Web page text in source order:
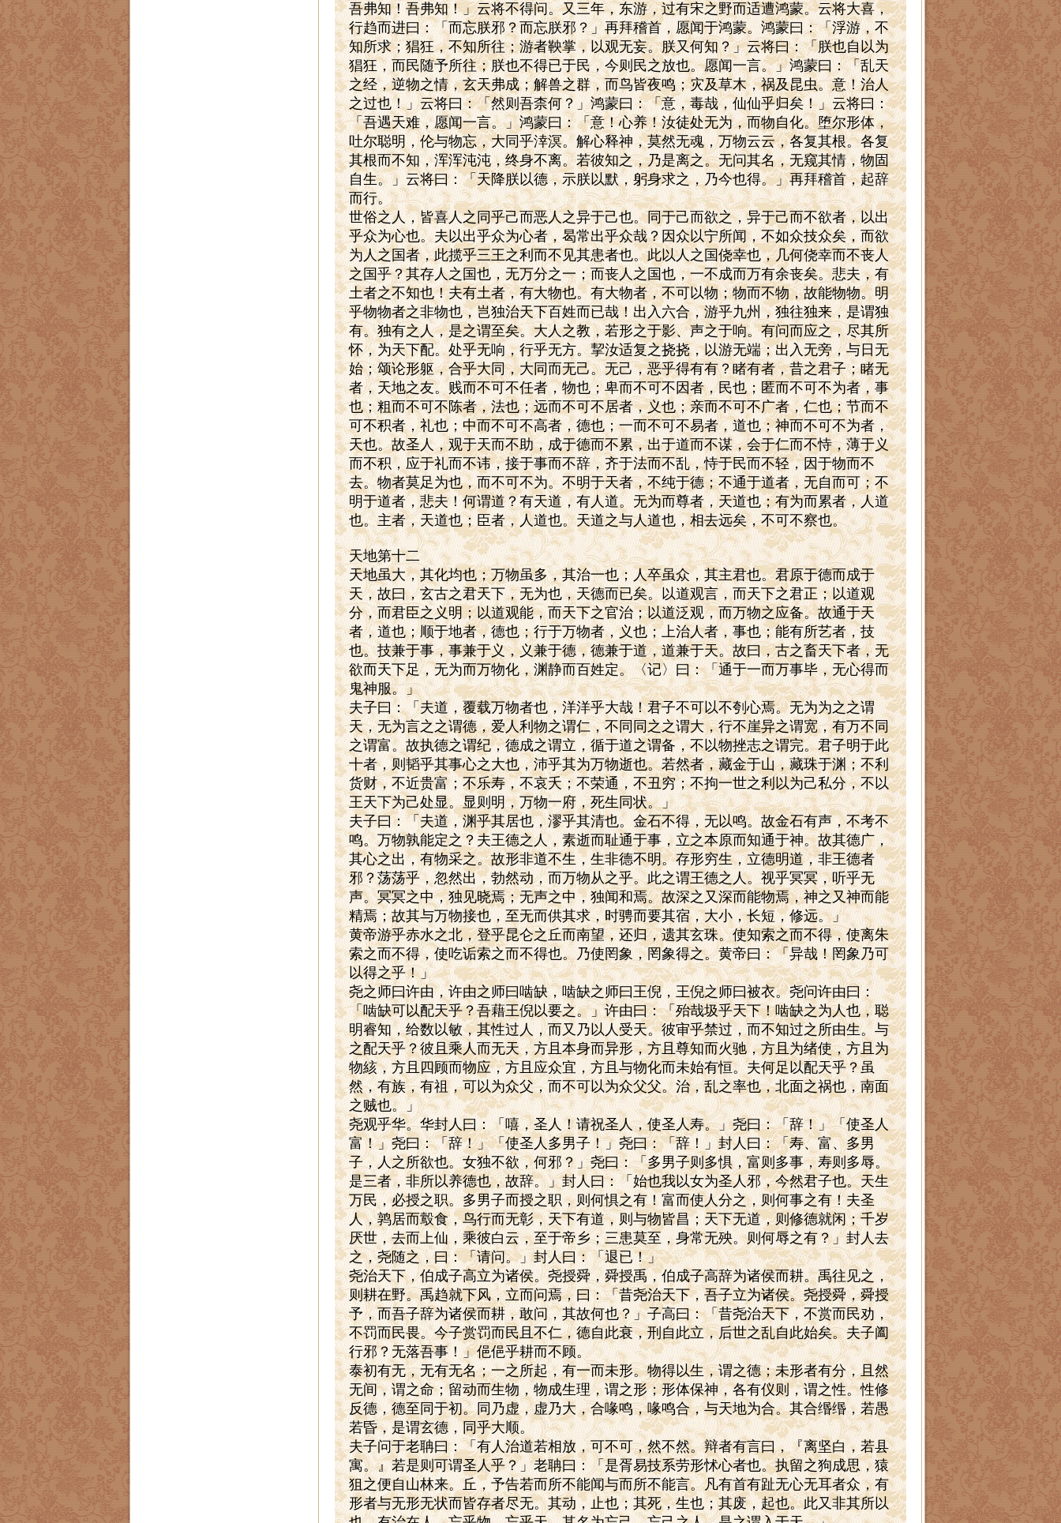
吾弗知！吾弗知！」云将不得问。又三年，东游，过有宋之野而适遭鸿蒙。云将大喜，
行趋而进曰：「而忘朕邪？而忘朕邪？」再拜稽首，愿闻于鸿蒙。鸿蒙曰：「浮游，不
知所求；猖狂，不知所往；游者鞅掌，以观无妄。朕又何知？」云将曰：「朕也自以为
猖狂，而民随予所往；朕也不得已于民，今则民之放也。愿闻一言。」鸿蒙曰：「乱天
之经，逆物之情，玄天弗成；解兽之群，而鸟皆夜鸣；灾及草木，祸及昆虫。意！治人
之过也！」云将曰：「然则吾柰何？」鸿蒙曰：「意，毒哉，仙仙乎归矣！」云将曰：
「吾遇天难，愿闻一言。」鸿蒙曰：「意！心养！汝徒处无为，而物自化。堕尔形体，
吐尔聪明，伦与物忘，大同乎涬溟。解心释神，莫然无魂，万物云云，各复其根。各复
其根而不知，浑浑沌沌，终身不离。若彼知之，乃是离之。无问其名，无窥其情，物固
自生。」云将曰：「天降朕以德，示朕以默，躬身求之，乃今也得。」再拜稽首，起辞
而行。
世俗之人，皆喜人之同乎己而恶人之异于己也。同于己而欲之，异于己而不欲者，以出
乎众为心也。夫以出乎众为心者，曷常出乎众哉？因众以宁所闻，不如众技众矣，而欲
为人之国者，此揽乎三王之利而不见其患者也。此以人之国侥幸也，几何侥幸而不丧人
之国乎？其存人之国也，无万分之一；而丧人之国也，一不成而万有余丧矣。悲夫，有
土者之不知也！夫有土者，有大物也。有大物者，不可以物；物而不物，故能物物。明
乎物物者之非物也，岂独治天下百姓而已哉！出入六合，游乎九州，独往独来，是谓独
有。独有之人，是之谓至矣。大人之教，若形之于影、声之于响。有问而应之，尽其所
怀，为天下配。处乎无响，行乎无方。挈汝适复之挠挠，以游无端；出入无旁，与日无
始；颂论形躯，合乎大同，大同而无己。无己，恶乎得有有？睹有者，昔之君子；睹无
者，天地之友。贱而不可不任者，物也；卑而不可不因者，民也；匿而不可不为者，事
也；粗而不可不陈者，法也；远而不可不居者，义也；亲而不可不广者，仁也；节而不
可不积者，礼也；中而不可不高者，德也；一而不可不易者，道也；神而不可不为者，
天也。故圣人，观于天而不助，成于德而不累，出于道而不谋，会于仁而不恃，薄于义
而不积，应于礼而不讳，接于事而不辞，齐于法而不乱，恃于民而不轻，因于物而不
去。物者莫足为也，而不可不为。不明于天者，不纯于德；不通于道者，无自而可；不
明于道者，悲夫！何谓道？有天道，有人道。无为而尊者，天道也；有为而累者，人道
也。主者，天道也；臣者，人道也。天道之与人道也，相去远矣，不可不察也。
天地第十二
天地虽大，其化均也；万物虽多，其治一也；人卒虽众，其主君也。君原于德而成于
天，故曰，玄古之君天下，无为也，天德而已矣。以道观言，而天下之君正；以道观
分，而君臣之义明；以道观能，而天下之官治；以道泛观，而万物之应备。故通于天
者，道也；顺于地者，德也；行于万物者，义也；上治人者，事也；能有所艺者，技
也。技兼于事，事兼于义，义兼于德，德兼于道，道兼于天。故曰，古之畜天下者，无
欲而天下足，无为而万物化，渊静而百姓定。〈记〉曰：「通于一而万事毕，无心得而
鬼神服。」
夫子曰：「夫道，覆载万物者也，洋洋乎大哉！君子不可以不刳心焉。无为为之之谓
天，无为言之之谓德，爱人利物之谓仁，不同同之之谓大，行不崖异之谓宽，有万不同
之谓富。故执德之谓纪，德成之谓立，循于道之谓备，不以物挫志之谓完。君子明于此
十者，则韬乎其事心之大也，沛乎其为万物逝也。若然者，藏金于山，藏珠于渊；不利
货财，不近贵富；不乐寿，不哀夭；不荣通，不丑穷；不拘一世之利以为己私分，不以
王天下为己处显。显则明，万物一府，死生同状。」
夫子曰：「夫道，渊乎其居也，漻乎其清也。金石不得，无以鸣。故金石有声，不考不
鸣。万物孰能定之？夫王德之人，素逝而耻通于事，立之本原而知通于神。故其德广，
其心之出，有物采之。故形非道不生，生非德不明。存形穷生，立德明道，非王德者
邪？荡荡乎，忽然出，勃然动，而万物从之乎。此之谓王德之人。视乎冥冥，听乎无
声。冥冥之中，独见晓焉；无声之中，独闻和焉。故深之又深而能物焉，神之又神而能
精焉；故其与万物接也，至无而供其求，时骋而要其宿，大小，长短，修远。」
黄帝游乎赤水之北，登乎昆仑之丘而南望，还归，遗其玄珠。使知索之而不得，使离朱
索之而不得，使吃诟索之而不得也。乃使罔象，罔象得之。黄帝曰：「异哉！罔象乃可
以得之乎！」
尧之师曰许由，许由之师曰啮缺，啮缺之师曰王倪，王倪之师曰被衣。尧问许由曰：
「啮缺可以配天乎？吾藉王倪以要之。」许由曰：「殆哉圾乎天下！啮缺之为人也，聪
明睿知，给数以敏，其性过人，而又乃以人受天。彼审乎禁过，而不知过之所由生。与
之配天乎？彼且乘人而无天，方且本身而异形，方且尊知而火驰，方且为绪使，方且为
物絯，方且四顾而物应，方且应众宜，方且与物化而未始有恒。夫何足以配天乎？虽
然，有族，有祖，可以为众父，而不可以为众父父。治，乱之率也，北面之祸也，南面
之贼也。」
尧观乎华。华封人曰：「嘻，圣人！请祝圣人，使圣人寿。」尧曰：「辞！」「使圣人
富！」尧曰：「辞！」「使圣人多男子！」尧曰：「辞！」封人曰：「寿、富、多男
子，人之所欲也。女独不欲，何邪？」尧曰：「多男子则多惧，富则多事，寿则多辱。
是三者，非所以养德也，故辞。」封人曰：「始也我以女为圣人邪，今然君子也。天生
万民，必授之职。多男子而授之职，则何惧之有！富而使人分之，则何事之有！夫圣
人，鹑居而鷇食，鸟行而无彰，天下有道，则与物皆昌；天下无道，则修德就闲；千岁
厌世，去而上仙，乘彼白云，至于帝乡；三患莫至，身常无殃。则何辱之有？」封人去
之，尧随之，曰：「请问。」封人曰：「退已！」
尧治天下，伯成子高立为诸侯。尧授舜，舜授禹，伯成子高辞为诸侯而耕。禹往见之，
则耕在野。禹趋就下风，立而问焉，曰：「昔尧治天下，吾子立为诸侯。尧授舜，舜授
予，而吾子辞为诸侯而耕，敢问，其故何也？」子高曰：「昔尧治天下，不赏而民劝，
不罚而民畏。今子赏罚而民且不仁，德自此衰，刑自此立，后世之乱自此始矣。夫子阖
行邪？无落吾事！」俋俋乎耕而不顾。
泰初有无，无有无名；一之所起，有一而未形。物得以生，谓之德；未形者有分，且然
无间，谓之命；留动而生物，物成生理，谓之形；形体保神，各有仪则，谓之性。性修
反德，德至同于初。同乃虚，虚乃大，合喙鸣，喙鸣合，与天地为合。其合缗缗，若愚
若昏，是谓玄德，同乎大顺。
夫子问于老聃曰：「有人治道若相放，可不可，然不然。辩者有言曰，『离坚白，若县
寓。』若是则可谓圣人乎？」老聃曰：「是胥易技系劳形怵心者也。执留之狗成思，猿
狙之便自山林来。丘，予告若而所不能闻与而所不能言。凡有首有趾无心无耳者众，有
形者与无形无状而皆存者尽无。其动，止也；其死，生也；其废，起也。此又非其所以